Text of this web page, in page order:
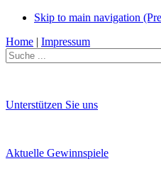
Skip to main navigation
Home | Impressum
Unterstützen Sie uns
Aktuelle Gewinnspiele